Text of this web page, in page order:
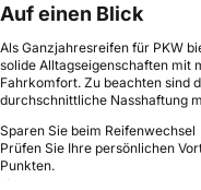
Auf einen Blick
Als Ganzjahresreifen für PKW
solide Alltagseigenschaften mit
Fahrkomfort. Zu beachten sind
durchschnittliche Nasshaftung
Sparen Sie beim Reifenwechsel
Prüfen Sie Ihre persönlichen
Punkten.